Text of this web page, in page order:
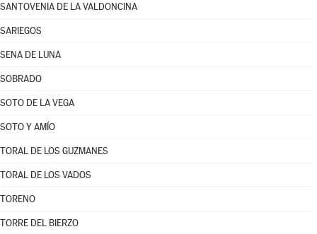
SANTOVENIA DE LA VALDONCINA
SARIEGOS
SENA DE LUNA
SOBRADO
SOTO DE LA VEGA
SOTO Y AMÍO
TORAL DE LOS GUZMANES
TORAL DE LOS VADOS
TORENO
TORRE DEL BIERZO